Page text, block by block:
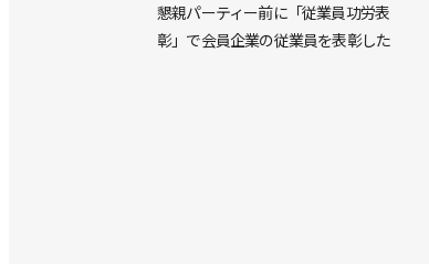
懇親パーティー前に「従業員功労表
彰」で会員企業の従業員を表彰した